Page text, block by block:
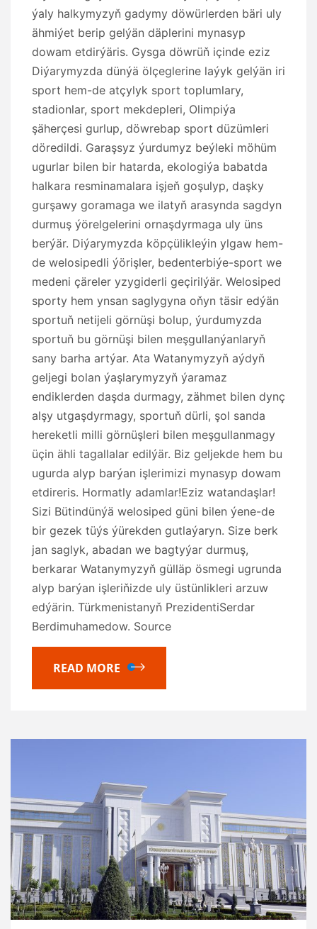
ýaly halkymyzyň gadymy döwürlerden bäri uly
ähmiýet berip gelýän däplerini mynasyp
dowam etdirýäris. Gysga döwrüň içinde eziz
Diýarymyzda dünýä ölçeglerine laýyk gelýän iri
sport hem-de atçylyk sport toplumlary,
stadionlar, sport mekdepleri, Olimpiýa
şäherçesi gurlup, döwrebap sport düzümleri
döredildi. Garaşsyz ýurdumyz beýleki möhüm
ugurlar bilen bir hatarda, ekologiýa babatda
halkara resminamalara işjeň goşulyp, daşky
gurşawy goramaga we ilatyň arasynda sagdyn
durmuş ýörelgelerini ornaşdyrmaga uly üns
berýär. Diýarymyzda köpçülikleýin ylgaw hem-
de welosipedli ýörişler, bedenterbiýe-sport we
medeni çäreler yzygiderli geçirilýär. Welosiped
sporty hem ynsan saglygyna oňyn täsir edýän
sportuň netijeli görnüşi bolup, ýurdumyzda
sportuň bu görnüşi bilen meşgullanýanlaryň
sany barha artýar. Ata Watanymyzyň aýdyň
geljegi bolan ýaşlarymyzyň ýaramaz
endiklerden daşda durmagy, zähmet bilen dynç
alşy utgaşdyrmagy, sportuň dürli, şol sanda
hereketli milli görnüşleri bilen meşgullanmagy
üçin ähli tagallalar edilýär. Biz geljekde hem bu
ugurda alyp barýan işlerimizi mynasyp dowam
etdireris. Hormatly adamlar!Eziz watandaşlar!
Sizi Bütindünýä welosiped güni bilen ýene-de
bir gezek tüýs ýürekden gutlaýaryn. Size berk
jan saglyk, abadan we bagtyýar durmuş,
berkarar Watanymyzyň gülläp ösmegi ugrunda
alyp barýan işleriňizde uly üstünlikleri arzuw
edýärin. Türkmenistanyň PrezidentiSerdar
Berdimuhamedow. Source
READ MORE